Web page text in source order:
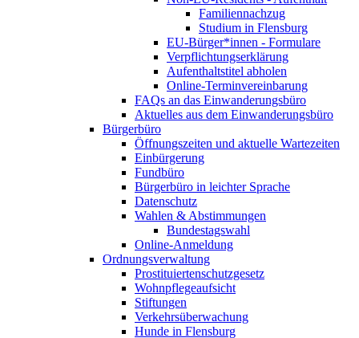
Familiennachzug
Studium in Flensburg
EU-Bürger*innen - Formulare
Verpflichtungserklärung
Aufenthaltstitel abholen
Online-Terminvereinbarung
FAQs an das Einwanderungsbüro
Aktuelles aus dem Einwanderungsbüro
Bürgerbüro
Öffnungszeiten und aktuelle Wartezeiten
Einbürgerung
Fundbüro
Bürgerbüro in leichter Sprache
Datenschutz
Wahlen & Abstimmungen
Bundestagswahl
Online-Anmeldung
Ordnungsverwaltung
Prostituiertenschutzgesetz
Wohnpflegeaufsicht
Stiftungen
Verkehrsüberwachung
Hunde in Flensburg